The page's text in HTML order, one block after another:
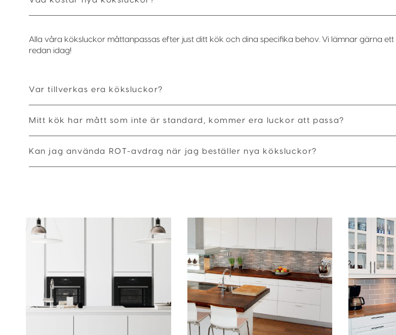
Alla våra köksluckor måttanpassas efter just ditt kök och dina specifika behov. Vi lämnar gärna
redan idag!
Var tillverkas era köksluckor?
Mitt kök har mått som inte är standard, kommer era luckor att passa?
Kan jag använda ROT-avdrag när jag beställer nya köksluckor?